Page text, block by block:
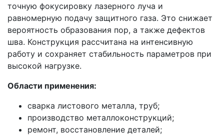
точную фокусировку лазерного луча и
равномерную подачу защитного газа. Это снижает
вероятность образования пор, а также дефектов
шва. Конструкция рассчитана на интенсивную
работу и сохраняет стабильность параметров при
высокой нагрузке.
Области применения:
сварка листового металла, труб;
производство металлоконструкций;
ремонт, восстановление деталей;